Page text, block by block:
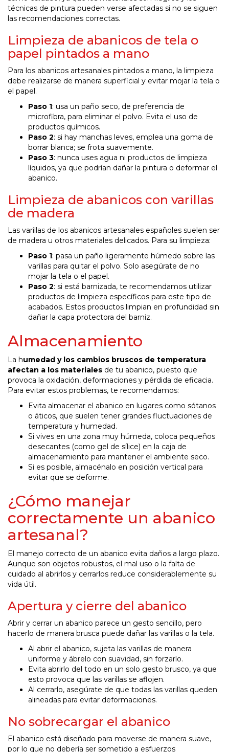
técnicas de pintura pueden verse afectadas si no se siguen
las recomendaciones correctas.
Limpieza de abanicos de tela o
papel pintados a mano
Para los abanicos artesanales pintados a mano, la limpieza
debe realizarse de manera superficial y evitar mojar la tela o
el papel.
Paso 1: usa un paño seco, de preferencia de
microfibra, para eliminar el polvo. Evita el uso de
productos químicos.
Paso 2: si hay manchas leves, emplea una goma de
borrar blanca; se frota suavemente.
Paso 3: nunca uses agua ni productos de limpieza
líquidos, ya que podrían dañar la pintura o deformar el
abanico.
Limpieza de abanicos con varillas
de madera
Las varillas de los abanicos artesanales españoles suelen ser
de madera u otros materiales delicados. Para su limpieza:
Paso 1: pasa un paño ligeramente húmedo sobre las
varillas para quitar el polvo. Solo asegúrate de no
mojar la tela o el papel.
Paso 2: si está barnizada, te recomendamos utilizar
productos de limpieza específicos para este tipo de
acabados. Estos productos limpian en profundidad sin
dañar la capa protectora del barniz.
Almacenamiento
La humedad y los cambios bruscos de temperatura
afectan a los materiales de tu abanico, puesto que
provoca la oxidación, deformaciones y pérdida de eficacia.
Para evitar estos problemas, te recomendamos:
Evita almacenar el abanico en lugares como sótanos
o áticos, que suelen tener grandes fluctuaciones de
temperatura y humedad.
Si vives en una zona muy húmeda, coloca pequeños
desecantes (como gel de sílice) en la caja de
almacenamiento para mantener el ambiente seco.
Si es posible, almacénalo en posición vertical para
evitar que se deforme.
¿Cómo manejar
correctamente un abanico
artesanal?
El manejo correcto de un abanico evita daños a largo plazo.
Aunque son objetos robustos, el mal uso o la falta de
cuidado al abrirlos y cerrarlos reduce considerablemente su
vida útil.
Apertura y cierre del abanico
Abrir y cerrar un abanico parece un gesto sencillo, pero
hacerlo de manera brusca puede dañar las varillas o la tela.
Al abrir el abanico, sujeta las varillas de manera
uniforme y ábrelo con suavidad, sin forzarlo.
Evita abrirlo del todo en un solo gesto brusco, ya que
esto provoca que las varillas se aflojen.
Al cerrarlo, asegúrate de que todas las varillas queden
alineadas para evitar deformaciones.
No sobrecargar el abanico
El abanico está diseñado para moverse de manera suave,
por lo que no debería ser sometido a esfuerzos